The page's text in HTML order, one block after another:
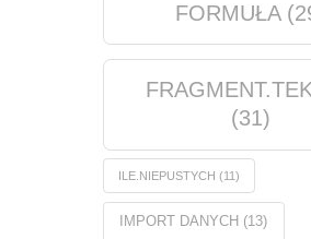
FORMUŁA
(31)
ILE.NIEPUSTYCH (11)
IMPORT DANYCH (13)